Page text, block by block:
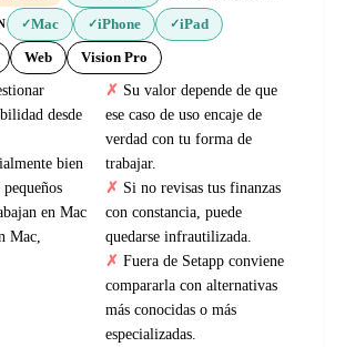
✓Mac ✓iPhone ✓iPad
Web Vision Pro
desde
bien
en Mac
Mac,
Su valor depende de que
ese caso de uso encaje de
verdad con tu forma de
trabajar.
Si no revisas tus finanzas
con constancia, puede
quedarse infrautilizada.
Fuera de Setapp conviene
compararla con alternativas
más conocidas o más
especializadas.